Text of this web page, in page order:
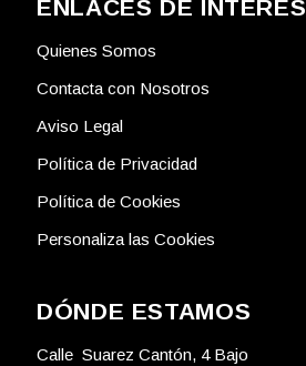
ENLACES DE INTERÉS
Quienes Somos
Contacta con Nosotros
Aviso Legal
Política de Privacidad
Política de Cookies
Personaliza las Cookies
DÓNDE ESTAMOS
Calle Suarez Cantón, 4 Bajo